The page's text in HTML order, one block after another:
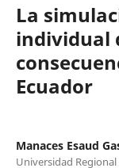
La
individual
Ecuador
Manaces Esaud
Universidad